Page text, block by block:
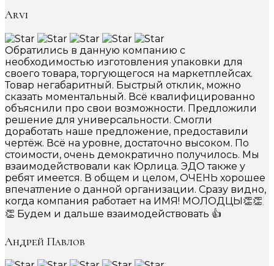
Arvi
Обратились в данную компанию с
необходимостью изготовления упаковки для
своего товара, торгующегося на маркетплейсах.
Товар негабаритный. Быстрый отклик, можно
сказать моментальный. Всё квалифицированно
объяснили про свои возможности. Предложили
решение для универсальности. Смогли
доработать наше предложение, предоставили
чертёж. Всё на уровне, достаточно высоком. По
стоимости, очень демократично получилось. Мы
взаимодействовали как Юрлица. ЭДО также у
ребят имеется. В общем и целом, ОЧЕНЬ хорошее
впечатление о данной организации. Сразу видно,
когда компания работает на ИМЯ! МОЛОДЦЫ👏👏
👏 Будем и дальше взаимодействовать 👍
Андрей Павлов